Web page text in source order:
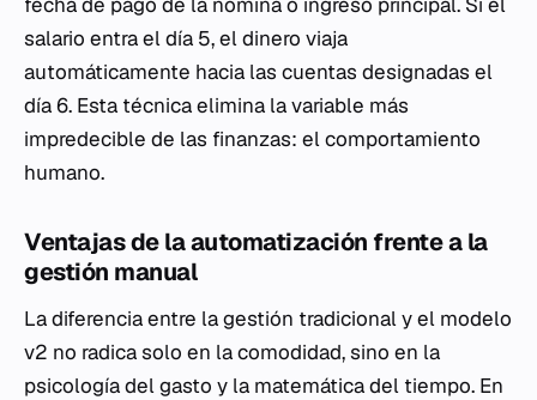
salario entra el día 5, el dinero viaja
automáticamente hacia las cuentas designadas el
día 6. Esta técnica elimina la variable más
impredecible de las finanzas: el comportamiento
humano.
Ventajas de la automatización frente a la
gestión manual
La diferencia entre la gestión tradicional y el modelo
v2 no radica solo en la comodidad, sino en la
psicología del gasto y la matemática del tiempo. En